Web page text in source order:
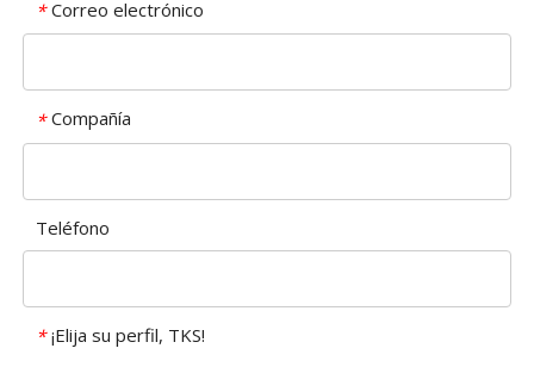
* Correo electrónico
* Compañía
Teléfono
* ¡Elija su perfil, TKS!